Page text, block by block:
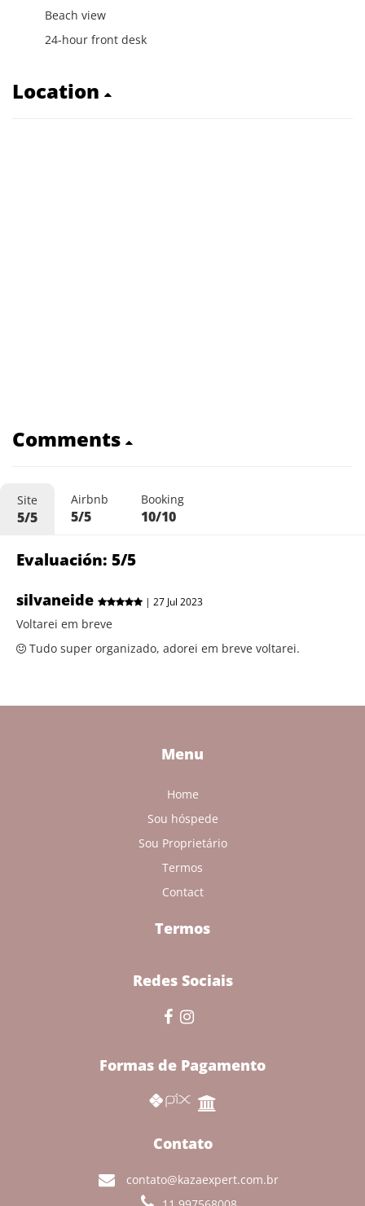
Beach view
24-hour front desk
Location
Comments
Site
5/5
Airbnb
5/5
Booking
10/10
Evaluación: 5/5
silvaneide | 27 Jul 2023
Voltarei em breve
Tudo super organizado, adorei em breve voltarei.
Menu
Home
Sou hóspede
Sou Proprietário
Termos
Contact
Termos
Redes Sociais
Formas de Pagamento
Contato
contato@kazaexpert.com.br